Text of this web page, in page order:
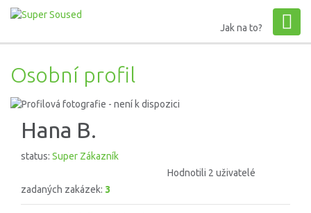
Jak na to?
Osobní profil
Hana B.
status: Super Zákazník
Hodnotili 2 uživatelé
zadaných zakázek: 3